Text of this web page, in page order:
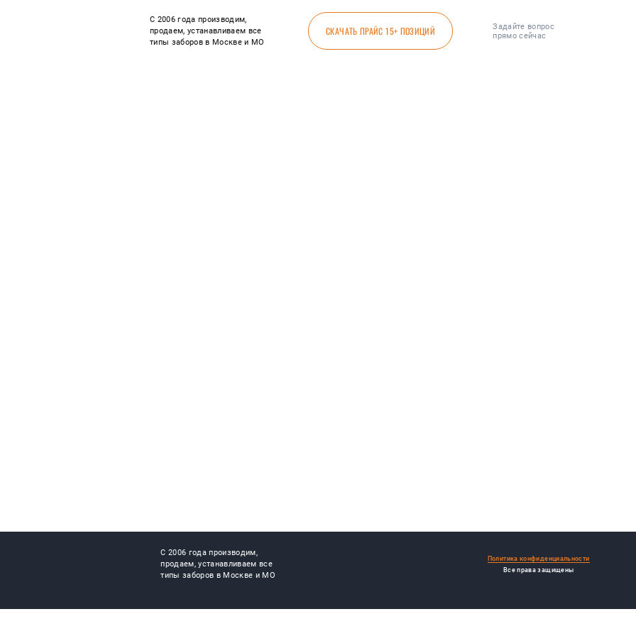
С 2006 года производим,
продаем, устанавливаем все
типы заборов в Москве и МО
СКАЧАТЬ ПРАЙС 15+ ПОЗИЦИЙ
Задайте вопрос
прямо сейчас
С 2006 года производим,
продаем, устанавливаем все
типы заборов в Москве и МО
Политика конфиденциальности
Все права защищены